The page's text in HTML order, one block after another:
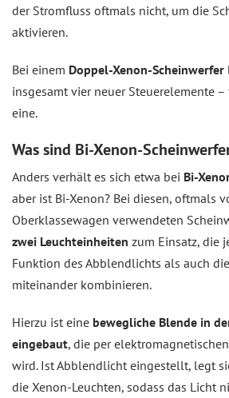
der Stromfluss oftmals nicht, um die
aktivieren.
Bei einem Doppel-Xenon-Scheinwerfer
insgesamt vier neuer Steuerelemente
eine.
Was sind Bi-Xenon-
Anders verhält es sich etwa bei Bi-
aber ist Bi-Xenon? Bei diesen, oftmals
Oberklassewagen verwendeten
zwei Leuchteinheiten zum Einsatz, die
Funktion des Abblendlichts als auch
miteinander kombinieren.
Hierzu ist eine bewegliche Blende in
eingebaut, die per
wird. Ist Abblendlicht eingestellt, legt
die Xenon-Leuchten, sodass das Licht